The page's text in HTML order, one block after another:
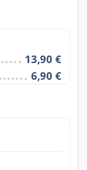
13,90 €
6,90 €